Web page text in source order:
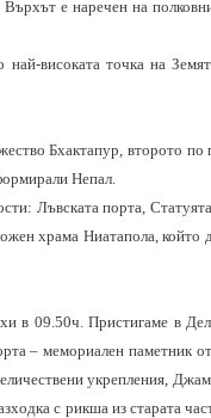
Върхът е наречен на
високата точка на
Бхактапур, второто
Непал.
Лъвската порта,
храма Ниатапола, който
в 09.50ч. Пристигаме в
– мемориален паметник
укрепления,
с рикша из старата